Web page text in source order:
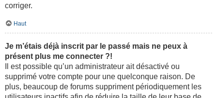
corriger.
Haut
Je m’étais déjà inscrit par le passé mais ne peux à
présent plus me connecter ?!
Il est possible qu’un administrateur ait désactivé ou
supprimé votre compte pour une quelconque raison. De
plus, beaucoup de forums suppriment périodiquement les